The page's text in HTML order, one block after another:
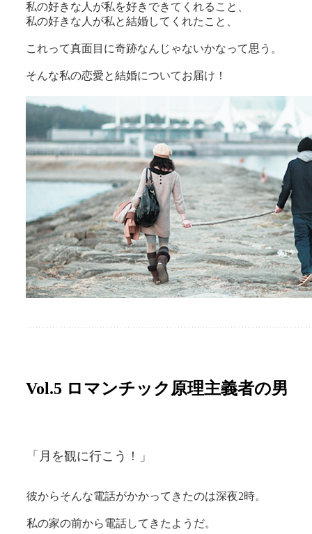
私の好きな人が私を好きできてくれること、
私の好きな人が私と結婚してくれたこと、
これって真面目に奇跡なんじゃないかなって思う。
そんな私の恋愛と結婚についてお届け！
Vol.5 ロマンチック原理主義者の男
「月を観に行こう！」
彼からそんな電話がかかってきたのは深夜2時。
私の家の前から電話してきたようだ。